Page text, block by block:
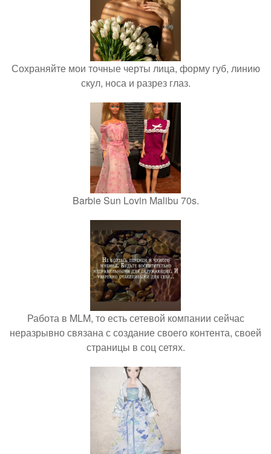
Сохраняйте мои точные черты лица, форму губ, линию
скул, носа и разрез глаз.
Barbie Sun Lovin Malibu 70s.
Работа в MLM, то есть сетевой компании сейчас
неразрывно связана с создание своего контента, своей
страницы в соц сетях.